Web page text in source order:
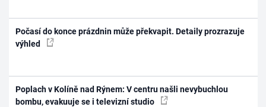
Počasí do konce prázdnin může překvapit. Detaily prozrazuje
výhled
Poplach v Kolíně nad Rýnem: V centru našli nevybuchlou
bombu, evakuuje se i televizní studio